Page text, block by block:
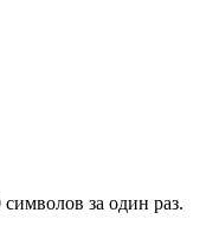
символов за один раз.